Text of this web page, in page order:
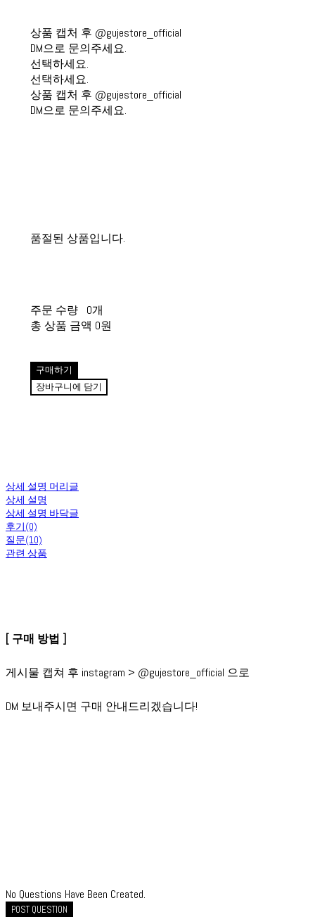
상품 캡처 후 @gujestore_official
DM으로 문의주세요.
선택하세요.
선택하세요.
상품 캡처 후 @gujestore_official
DM으로 문의주세요.
품절된 상품입니다.
주문 수량
0개
총 상품 금액 0원
구매하기
장바구니에 담기
상세 설명 머리글
상세 설명
상세 설명 바닥글
후기(0)
질문(10)
관련 상품
[ 구매 방법 ]
게시물 캡쳐 후 instagram > @gujestore_official 으로
DM 보내주시면 구매 안내드리겠습니다!
No Questions Have Been Created.
POST QUESTION